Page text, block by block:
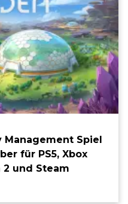
Management Spiel
für PS5, Xbox
und Steam